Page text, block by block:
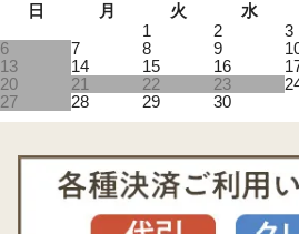
日
月 火 水
1
2 3
6
7 8 9
13
14 15 16
20
21 22 23
27
28 29 30